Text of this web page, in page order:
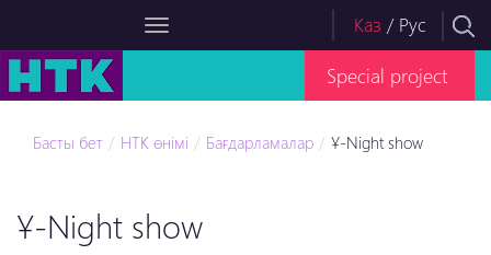
Каз / Рус
Special project
Басты бет НТК өнімі Бағдарламалар Ұ-Night show
Ұ-Night show